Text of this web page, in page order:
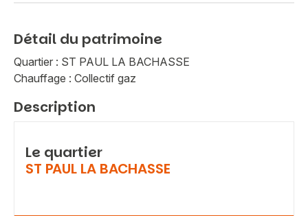
Détail du patrimoine
Quartier : ST PAUL LA BACHASSE
Chauffage : Collectif gaz
Description
Le quartier
ST PAUL LA BACHASSE